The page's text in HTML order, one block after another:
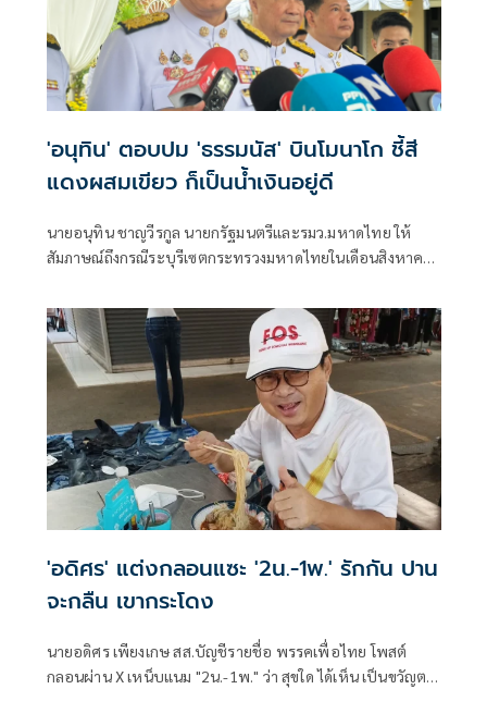
'อนุทิน' ตอบปม 'ธรรมนัส' บินโมนาโก ชี้สี
แดงผสมเขียว ก็เป็นน้ำเงินอยู่ดี
นายอนุทิน ชาญวีรกูล นายกรัฐมนตรีและรมว.มหาดไทย ให้
สัมภาษณ์ถึงกรณีระบุรีเซตกระทรวงมหาดไทยในเดือนสิงหาคม
'อดิศร' แต่งกลอนแซะ '2น.-1พ.' รักกัน ปาน
จะกลืน เขากระโดง
นายอดิศร เพียงเกษ สส.บัญชีรายชื่อ พรรคเพื่อไทย โพสต์
กลอนผ่าน X เหน็บแนม "2น.-1พ." ว่า สุขใด ได้เห็น เป็นขวัญตา